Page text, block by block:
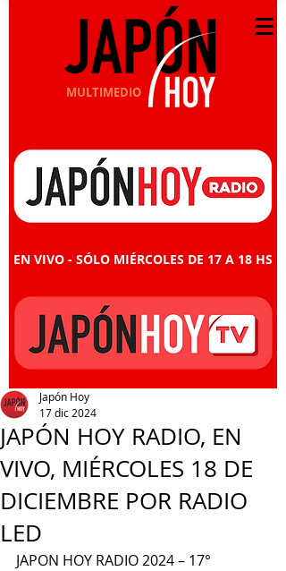
MULTIMEDIO
EN VIVO - SÓLO MIÉRCOLES DE 17 A 18 HS
JAPÓN HOY RADIO, EN
VIVO, MIÉRCOLES 18 DE
DICIEMBRE POR RADIO
LED
Japón Hoy
17 dic 2024
JAPON HOY RADIO 2024 – 17°